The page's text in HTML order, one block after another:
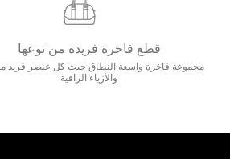
قطع فاخرة فريدة من نوعها
مجموعة فاخرة واسعة النطاق حيث كل عنصر فريد
والأزياء الراقية